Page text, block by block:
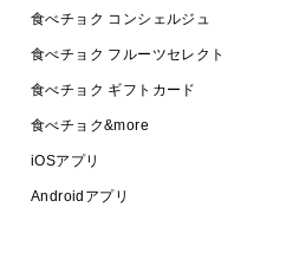
食べチョク コンシェルジュ
食べチョク フルーツセレクト
食べチョク ギフトカード
食べチョク&more
iOSアプリ
Androidアプリ